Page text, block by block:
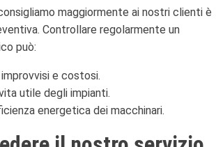
maggiormente ai nostri clienti è
Controllare regolarmente un
può:
e costosi.
utile degli impianti.
energetica dei macchinari.